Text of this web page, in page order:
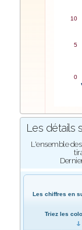
0
5
10
Les détails
L'ensemble
Les chiffres en
Triez les